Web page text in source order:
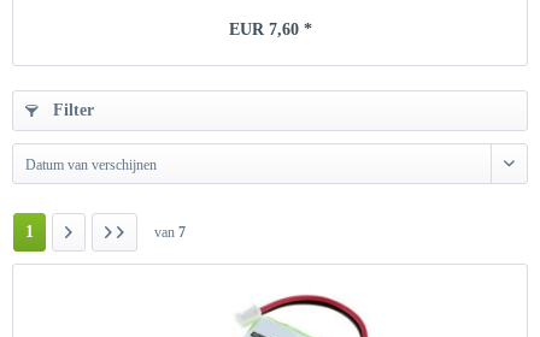
EUR 7,60 *
Filter
Datum van verschijnen
1 van 7